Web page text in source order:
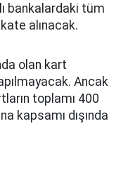
bankalardaki tüm
alınacak.
olan kart
Ancak
toplamı 400
kapsamı dışında